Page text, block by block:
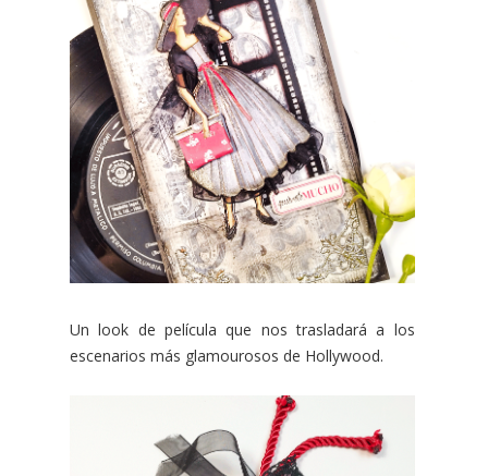
Un look de película que nos trasladará a los
escenarios más glamourosos de Hollywood.